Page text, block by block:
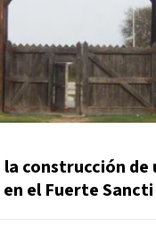
construcción
el Fuerte